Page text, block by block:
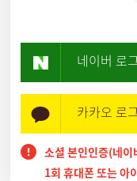
네이버 로
카카오 로
소셜 본인인증(네
1회 휴대폰 또는 아